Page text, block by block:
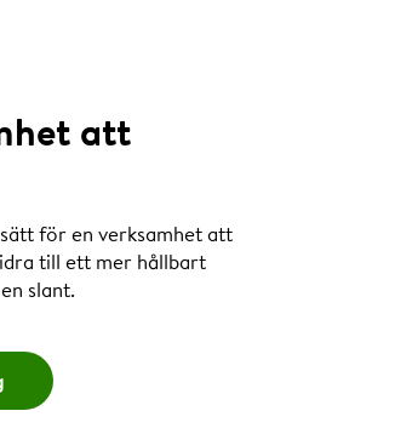
att
för en verksamhet att
till ett mer hållbart
slant.